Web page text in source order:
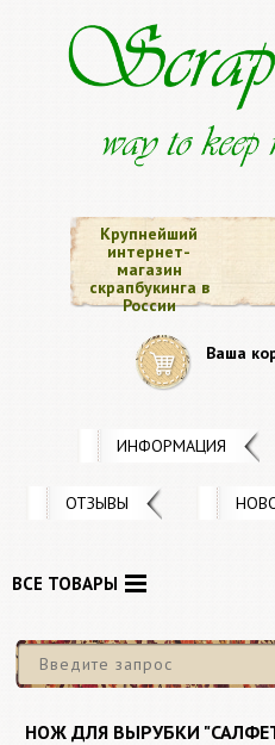
Крупнейший
интернет-
магазин
скрапбукинга в
России
Ваша
ИНФОРМАЦИЯ
ОТЗЫВЫ
ВСЕ ТОВАРЫ
НОЖ ДЛЯ ВЫРУБКИ